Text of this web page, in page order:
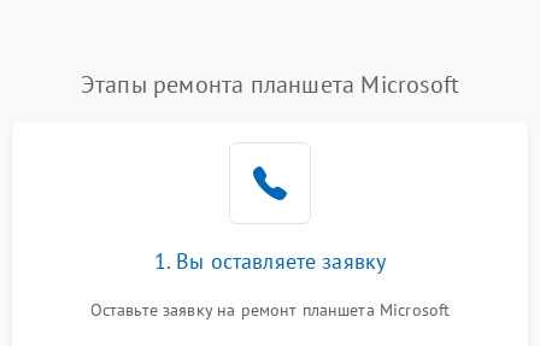
Этапы ремонта планшета Microsoft
1. Вы оставляете заявку
Оставьте заявку на ремонт планшета Microsoft